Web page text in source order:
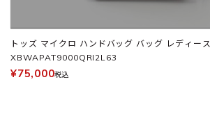
トッズ マイクロ ハンドバッグ バッグ レディース
XBWAPAT9000QRI2L63
¥75,000税込